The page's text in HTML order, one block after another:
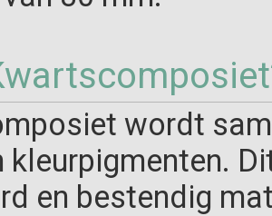
wordt
kleurpigmenten.
en bestendig